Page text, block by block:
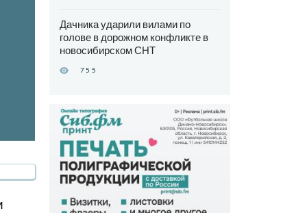
Дачника ударили вилами по
голове в дорожном конфликте в
новосибирском СНТ
755